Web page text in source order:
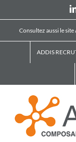
Consultez aussi le site
ADDIS